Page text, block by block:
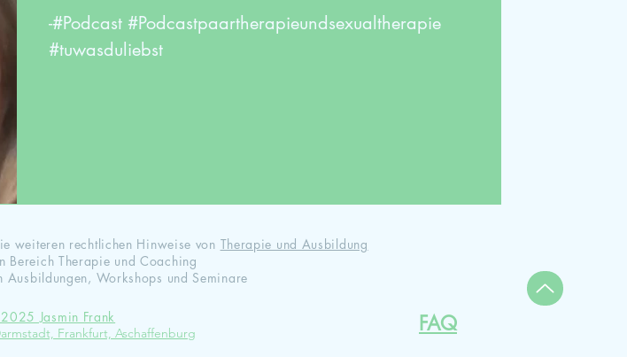
-#Podcast #Podcastpaartherapieundsexualtherapie
#tuwasduliebst
weiteren rechtlichen Hinweise von Therapie und Ausbildung
Bereich Therapie und Coaching
Ausbildungen, Workshops und Seminare
Jasmin Frank
Frankfurt, Aschaffenburg FAQ